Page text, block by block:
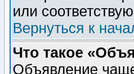
или
Вернуться к
Что такое
Объявление